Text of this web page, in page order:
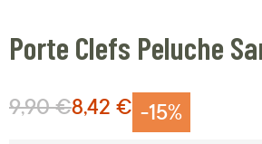
Porte Clefs Peluche
-15%
Prix Spécial
8,42 €
Prix normal
9,90 €